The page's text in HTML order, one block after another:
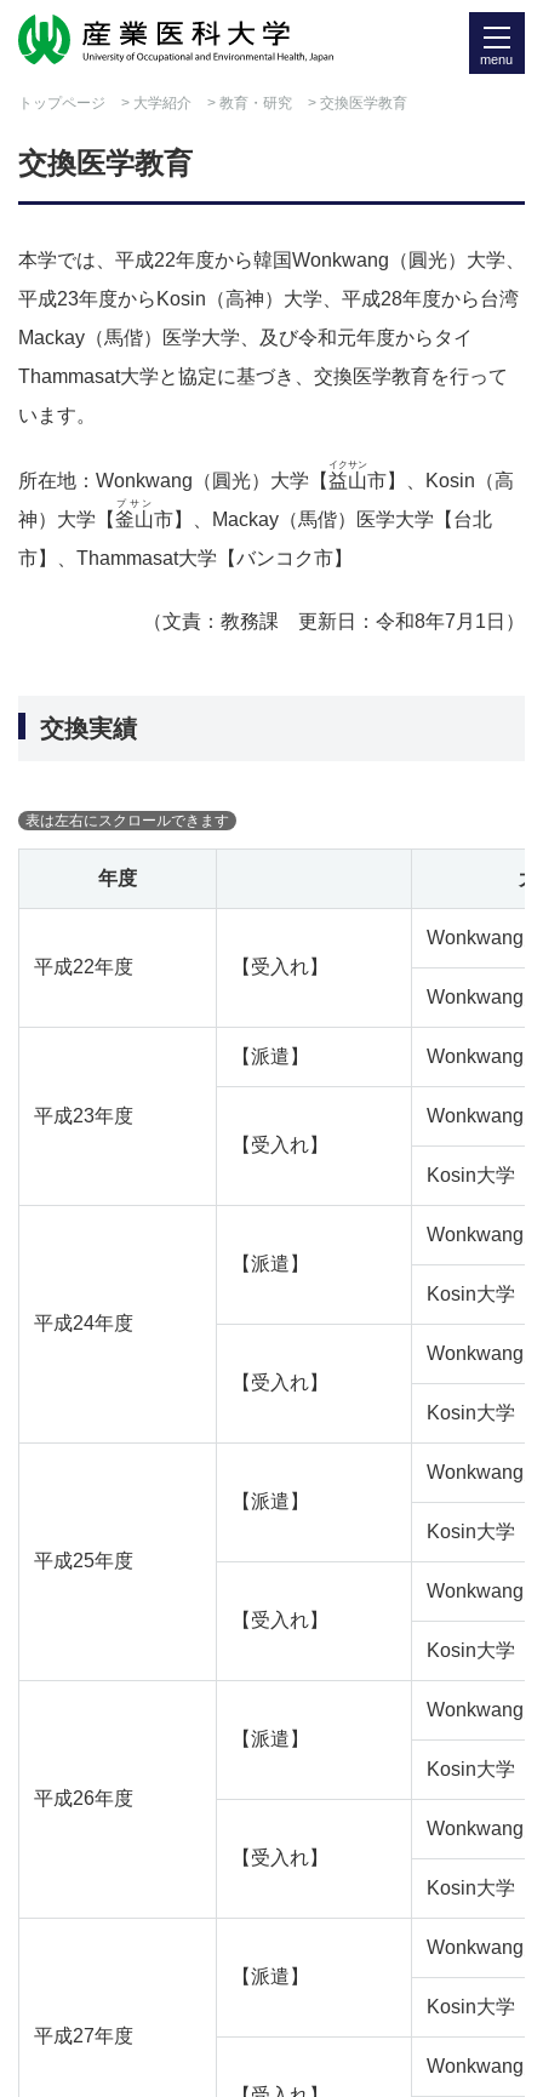
menu
トップページ > 大学紹介 > 教育・研究 > 交換医学教育
交換医学教育
本学では、平成22年度から韓国Wonkwang（圓光）大学、
平成23年度からKosin（高神）大学、平成28年度から台湾
Mackay（馬偕）医学大学、及び令和元年度からタイ
Thammasat大学と協定に基づき、交換医学教育を行って
います。
所在地：Wonkwang（圓光）大学【益山
イクサン
市】、Kosin（高
神）大学【釜山
プサン
市】、Mackay（馬偕）医学大学【台北
市】、Thammasat大学【バンコク市】
（文責：教務課 更新日：令和8年7月1日）
交換実績
年度 大
平成22年度 【受入れ】
Wonkwang
Wonkwang
平成23年度
【派遣】 Wonkwang
【受入れ】
Wonkwang
Kosin大学
平成24年度
【派遣】
Wonkwang
Kosin大学
【受入れ】
Wonkwang
Kosin大学
平成25年度
【派遣】
Wonkwang
Kosin大学
【受入れ】
Wonkwang
Kosin大学
平成26年度
【派遣】
Wonkwang
Kosin大学
【受入れ】
Wonkwang
Kosin大学
平成27年度
【派遣】
Wonkwang
Kosin大学
Wonkwang